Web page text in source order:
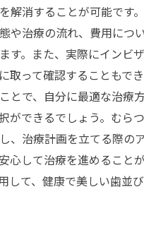
解消することが可能です
や治療の流れ、費用につ
す。また、実際にインビ
取って確認することもで
とで、自分に最適な治療
ができるでしょう。むら
、治療計画を立てる際の
心して治療を進めること
して、健康で美しい歯並